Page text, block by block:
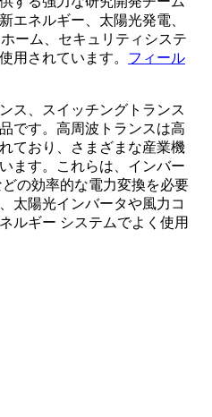
エネルギー、太陽光発電、
ーム、セキュリティシステ
用されています。 フィール
ス、スイッチングトランス
です。高周波トランスは高
ており、さまざまな産業機
ます。これらは、インバー
の効率的な電力変換を必要
太陽光インバータや風力コ
ルギー システムでよく使用